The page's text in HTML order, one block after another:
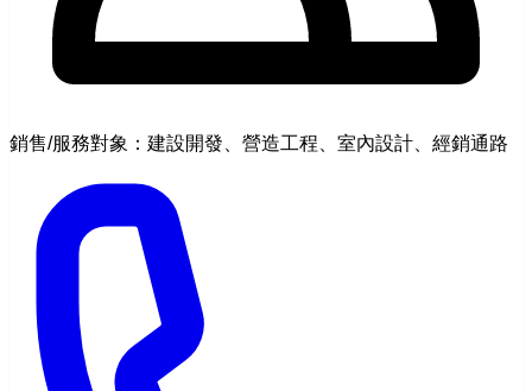
銷售/服務對象：建設開發、營造工程、室內設計、經銷通路